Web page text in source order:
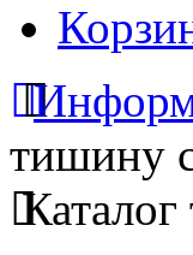
тишину
Каталог